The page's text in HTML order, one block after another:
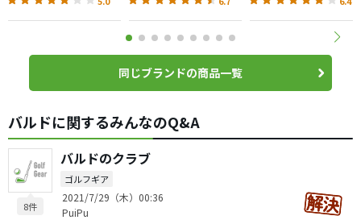
同じブランドの商品一覧
バルドに関するみんなのQ&A
8件
バルドのクラブ
ゴルフギア
2021/7/29（木）00:36
PuiPu